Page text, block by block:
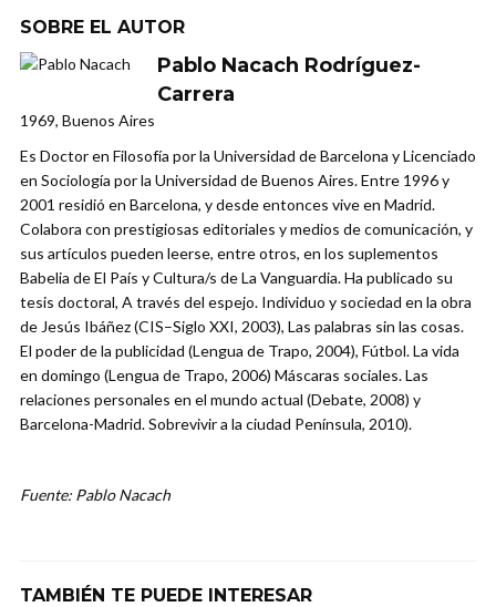
SOBRE EL AUTOR
Pablo Nacach Rodríguez-
Carrera
1969, Buenos Aires
Es Doctor en Filosofía por la Universidad de Barcelona y Licenciado
en Sociología por la Universidad de Buenos Aires. Entre 1996 y
2001 residió en Barcelona, y desde entonces vive en Madrid.
Colabora con prestigiosas editoriales y medios de comunicación, y
sus artículos pueden leerse, entre otros, en los suplementos
Babelia de El País y Cultura/s de La Vanguardia. Ha publicado su
tesis doctoral, A través del espejo. Individuo y sociedad en la obra
de Jesús Ibáñez (CIS–Siglo XXI, 2003), Las palabras sin las cosas.
El poder de la publicidad (Lengua de Trapo, 2004), Fútbol. La vida
en domingo (Lengua de Trapo, 2006) Máscaras sociales. Las
relaciones personales en el mundo actual (Debate, 2008) y
Barcelona-Madrid. Sobrevivir a la ciudad Península, 2010).
Fuente: Pablo Nacach
TAMBIÉN TE PUEDE INTERESAR